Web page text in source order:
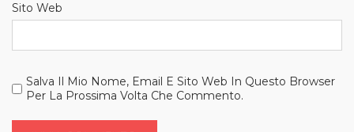
Sito Web
Salva Il Mio Nome, Email E Sito Web In Questo Browser
Per La Prossima Volta Che Commento.